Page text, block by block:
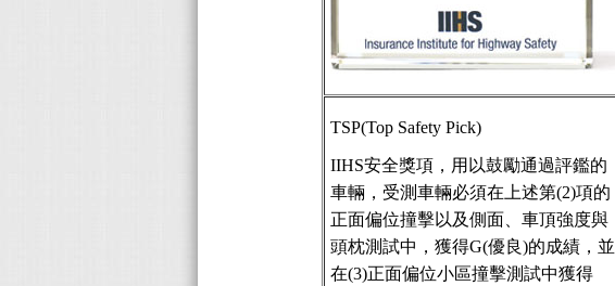
TSP(Top Safety Pick)
IIHS安全獎項，用以鼓勵通過評鑑的
車輛，受測車輛必須在上述第(2)項的
正面偏位撞擊以及側面、車頂強度與
頭枕測試中，獲得G(優良)的成績，並
在(3)正面偏位小區撞擊測試中獲得